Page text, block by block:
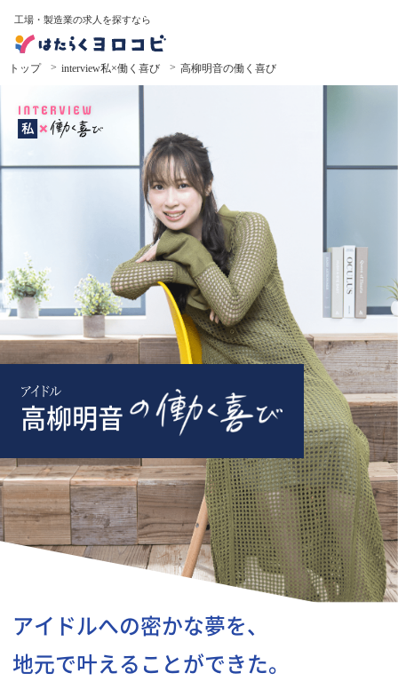
工場・製造業の求人を探すなら
トップ interview私×働く喜び 高柳明音の働く喜び
アイドル
高柳明音
より良い自分を見つけるために、
冒険しよう。
アイドルへの密かな夢を、
地元で叶えることができた。